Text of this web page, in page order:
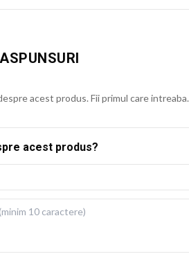
acest produs. Fii primul care intreaba.
acest produs?